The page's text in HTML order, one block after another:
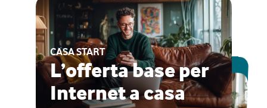
CASA START
L’offerta base per
Internet a casa
ESCLUSIVA ONLINE